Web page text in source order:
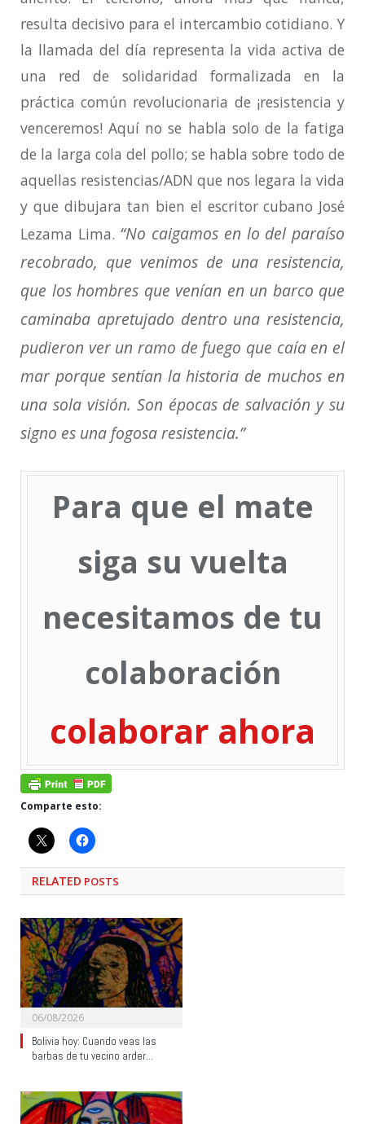
resulta decisivo para el intercambio cotidiano. Y
la llamada del día representa la vida activa de
una red de solidaridad formalizada en la
práctica común revolucionaria de ¡resistencia y
venceremos! Aquí no se habla solo de la fatiga
de la larga cola del pollo; se habla sobre todo de
aquellas resistencias/ADN que nos legara la vida
y que dibujara tan bien el escritor cubano José
Lezama Lima. “No caigamos en lo del paraíso
recobrado, que venimos de una resistencia,
que los hombres que venían en un barco que
caminaba apretujado dentro una resistencia,
pudieron ver un ramo de fuego que caía en el
mar porque sentían la historia de muchos en
una sola visión. Son épocas de salvación y su
signo es una fogosa resistencia.”
Para que el mate
siga su vuelta
necesitamos de tu
colaboración
colaborar ahora
Comparte esto:
RELATED POSTS
06/08/2026
Bolivia hoy: Cuando veas las
barbas de tu vecino arder…